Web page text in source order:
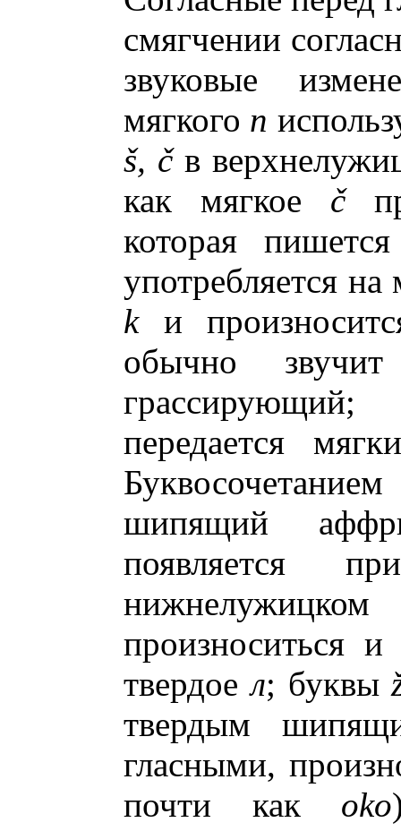
смягчении
звуковые
мягкого n
š, čв
как мягкое č
которая
употребляется
kи
обычно
передается
шипящий
появляется
произноситься
твердоел; буквы
твердым
гласными,
почти как oko